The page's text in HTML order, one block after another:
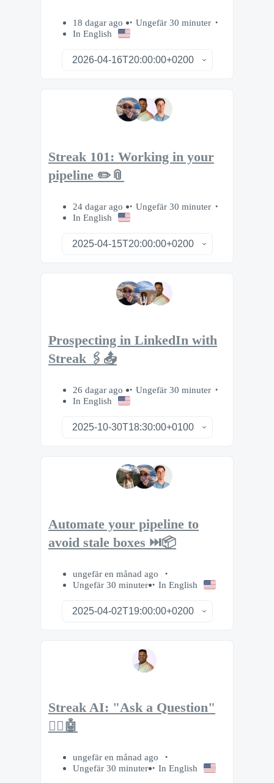
18 dagar ago
Ungefär 30 minuter
In English
Streak 101: Working in your
pipeline ✏️📎
24 dagar ago
Ungefär 30 minuter
In English
Prospecting in LinkedIn with
Streak 🖇️📤
26 dagar ago
Ungefär 30 minuter
In English
Automate your pipeline to
avoid stale boxes ⏭️📦
ungefär en månad ago
Ungefär 30 minuter
In English
Streak AI: "Ask a Question"
🙋‍♂️🤖
ungefär en månad ago
Ungefär 30 minuter
In English